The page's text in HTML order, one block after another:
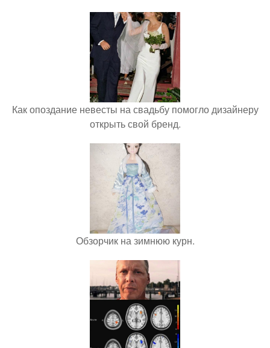
Как опоздание невесты на свадьбу помогло дизайнеру
открыть свой бренд.
Обзорчик на зимнюю курн.